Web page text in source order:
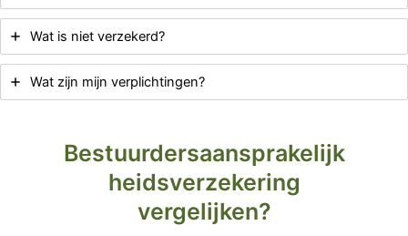
Wat is niet verzekerd?
Wat zijn mijn verplichtingen?
Bestuurdersaansprakelijk
heidsverzekering
vergelijken?